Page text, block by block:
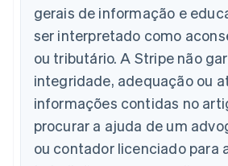
gerais de informação e
ser interpretado como
ou tributário. A Stripe não
integridade, adequação ou
informações contidas no
procurar a ajuda de um
ou contador licenciado para
Austrália
English
Áustria
DeutschEnglish
Bélgica
Nederlands FrançaisDeutsch English
Brasil
PortuguêsEnglish
Bulgária